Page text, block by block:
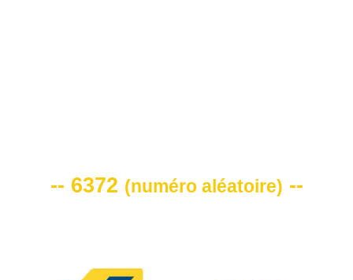
-- 6372 (numéro aléatoire) --